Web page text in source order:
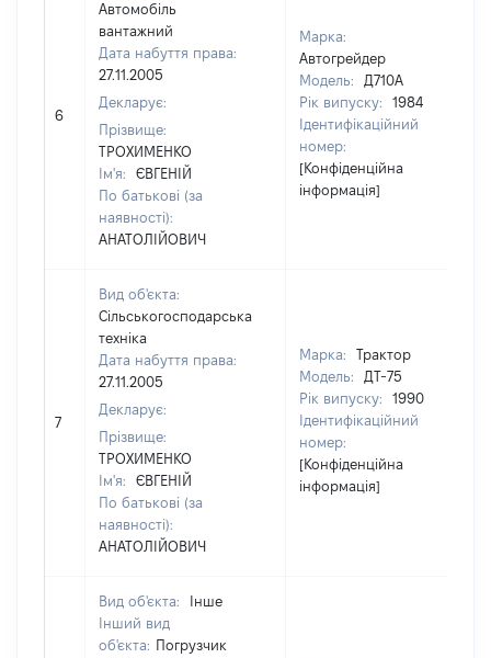
6
Автомобіль
вантажний
Дата набуття права:
27.11.2005
Декларує:
Прізвище:
ТРОХИМЕНКО
Ім'я:
ЄВГЕНІЙ
По батькові (за
наявності):
АНАТОЛІЙОВИЧ
Марка:
Автогрейдер
Модель:
Д710А
Рік випуску:
1984
Ідентифікаційний
номер:
[Конфіденційна
інформація]
7
Вид об'єкта:
Сільськогосподарська
техніка
Дата набуття права:
27.11.2005
Декларує:
Прізвище:
ТРОХИМЕНКО
Ім'я:
ЄВГЕНІЙ
По батькові (за
наявності):
АНАТОЛІЙОВИЧ
Марка:
Трактор
Модель:
ДТ-75
Рік випуску:
1990
Ідентифікаційний
номер:
[Конфіденційна
інформація]
Вид об'єкта:
Інше
Інший вид
об'єкта: Погрузчик